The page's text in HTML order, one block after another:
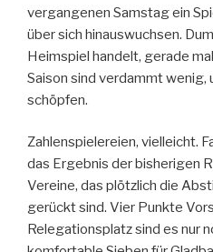
vergangenen Samstag ein
über sich hinauswuchsen.
Heimspiel handelt, gerade
Saison sind verdammt wenig,
schöpfen.
Zahlenspielereien, vielleicht.
das Ergebnis der bisherigen
Vereine, das plötzlich die
gerückt sind. Vier Punkte
Relegationsplatz sind es nur